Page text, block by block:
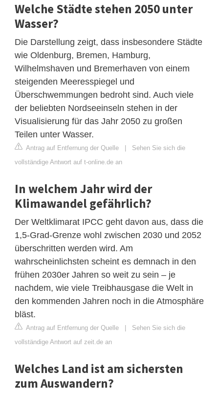
Welche Städte stehen 2050 unter
Wasser?
Die Darstellung zeigt, dass insbesondere Städte
wie Oldenburg, Bremen, Hamburg,
Wilhelmshaven und Bremerhaven von einem
steigenden Meeresspiegel und
Überschwemmungen bedroht sind. Auch viele
der beliebten Nordseeinseln stehen in der
Visualisierung für das Jahr 2050 zu großen
Teilen unter Wasser.
Antrag auf Entfernung der Quelle | Sehen Sie sich die
vollständige Antwort auf t-online.de an
In welchem Jahr wird der
Klimawandel gefährlich?
Der Weltklimarat IPCC geht davon aus, dass die
1,5-Grad-Grenze wohl zwischen 2030 und 2052
überschritten werden wird. Am
wahrscheinlichsten scheint es demnach in den
frühen 2030er Jahren so weit zu sein – je
nachdem, wie viele Treibhausgase die Welt in
den kommenden Jahren noch in die Atmosphäre
bläst.
Antrag auf Entfernung der Quelle | Sehen Sie sich die
vollständige Antwort auf zeit.de an
Welches Land ist am sichersten
zum Auswandern?